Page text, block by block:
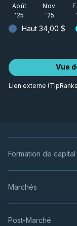
Haut 34,00 $
Août
'25
Nov.
'25
Vue
Lien externe
Formation de capital
Marchés
Post-Marché